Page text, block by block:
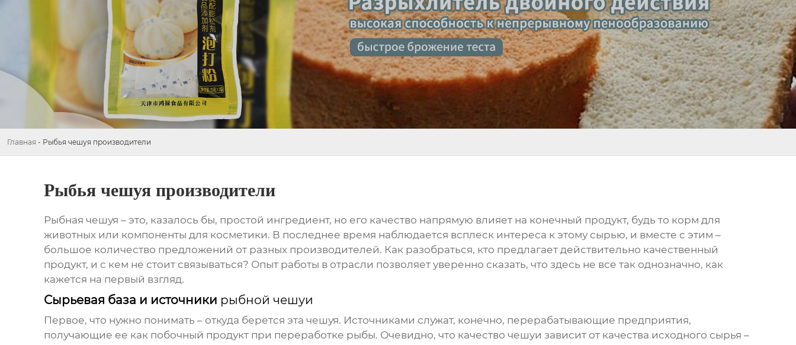
Главная - Рыбья чешуя производители
Рыбья чешуя производители
Рыбная чешуя – это, казалось бы, простой ингредиент, но его качество напрямую влияет на конечный продукт, будь то корм для
животных или компоненты для косметики. В последнее время наблюдается всплеск интереса к этому сырью, и вместе с этим –
большое количество предложений от разных производителей. Как разобраться, кто предлагает действительно качественный
продукт, и с кем не стоит связываться? Опыт работы в отрасли позволяет уверенно сказать, что здесь не все так однозначно, как
кажется на первый взгляд.
Сырьевая база и источники рыбной чешуи
Первое, что нужно понимать – откуда берется эта чешуя. Источниками служат, конечно, перерабатывающие предприятия,
получающие ее как побочный продукт при переработке рыбы. Очевидно, что качество чешуи зависит от качества исходного сырья –